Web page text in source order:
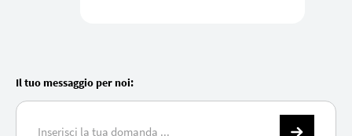
Il tuo messaggio per noi: